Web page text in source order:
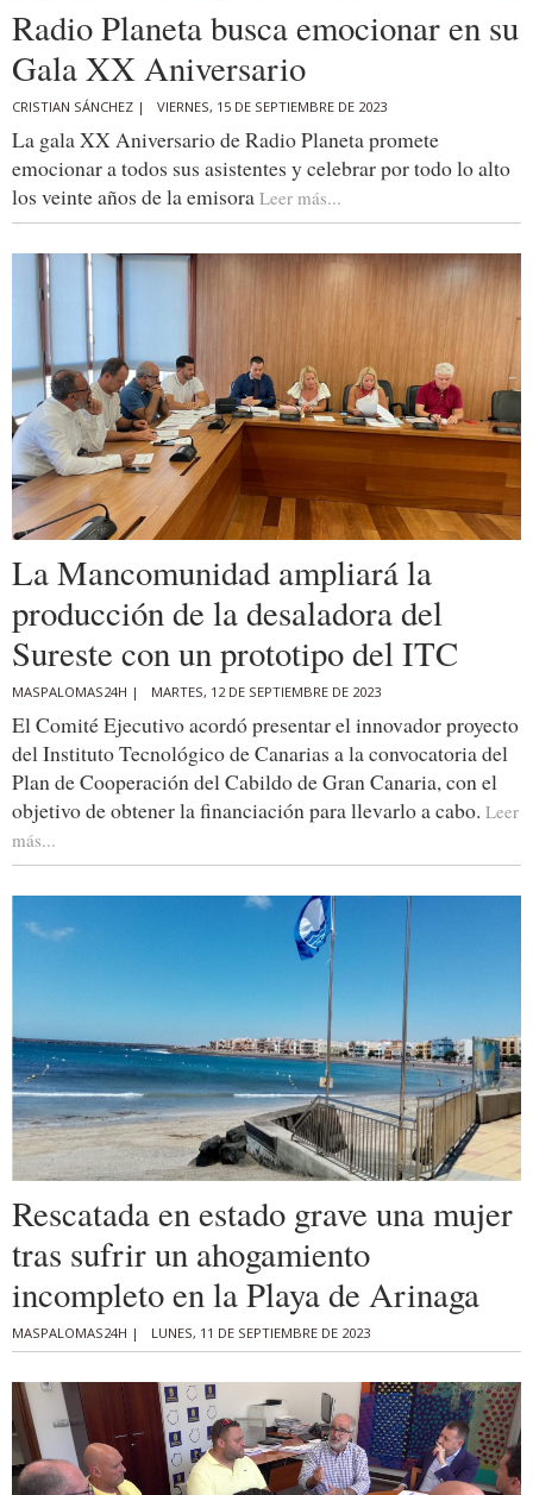
Radio Planeta busca emocionar en su
Gala XX Aniversario
CRISTIAN SÁNCHEZ | VIERNES, 15 DE SEPTIEMBRE DE 2023
La gala XX Aniversario de Radio Planeta promete
emocionar a todos sus asistentes y celebrar por todo lo alto
los veinte años de la emisora Leer más...
La Mancomunidad ampliará la
producción de la desaladora del
Sureste con un prototipo del ITC
MASPALOMAS24H | MARTES, 12 DE SEPTIEMBRE DE 2023
El Comité Ejecutivo acordó presentar el innovador proyecto
del Instituto Tecnológico de Canarias a la convocatoria del
Plan de Cooperación del Cabildo de Gran Canaria, con el
objetivo de obtener la financiación para llevarlo a cabo. Leer
más...
Rescatada en estado grave una mujer
tras sufrir un ahogamiento
incompleto en la Playa de Arinaga
MASPALOMAS24H | LUNES, 11 DE SEPTIEMBRE DE 2023